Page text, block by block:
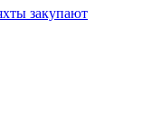
закупают